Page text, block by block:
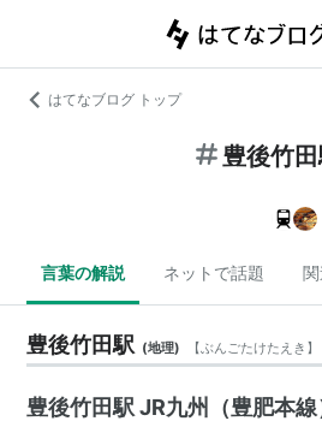
はてなブログ トップ
豊後竹
言葉の解説 ネットで話題
豊後竹田駅 (地理) 【ぶんごたけたえき 】
豊後竹田駅 JR九州（豊肥本線